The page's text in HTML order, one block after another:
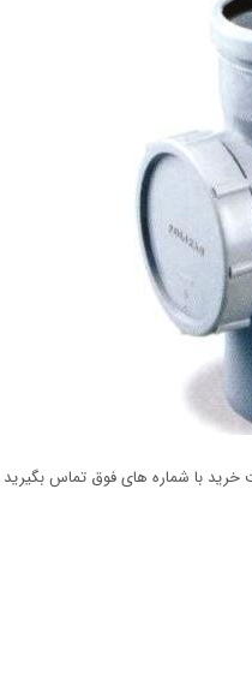
خرید با شماره های فوق تماس